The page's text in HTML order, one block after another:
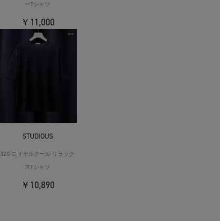
ーTシャツ
￥11,000
STUDIOUS
32G ロイヤルクール リラック
スTシャツ
￥10,890